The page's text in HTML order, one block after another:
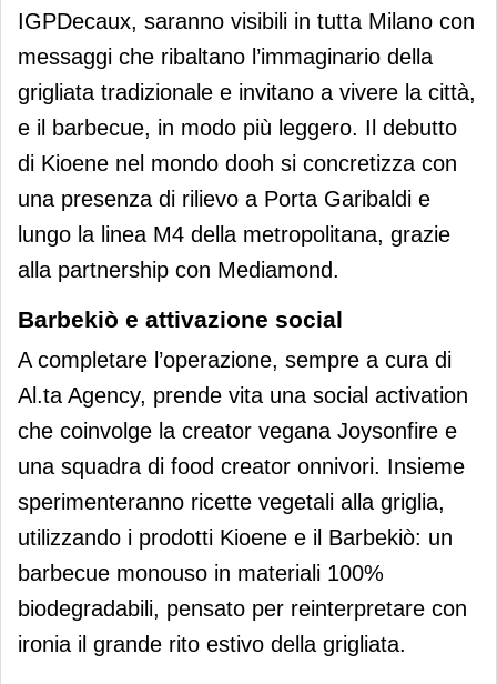
IGPDecaux, saranno visibili in tutta Milano con
messaggi che ribaltano l’immaginario della
grigliata tradizionale e invitano a vivere la città,
e il barbecue, in modo più leggero. Il debutto
di Kioene nel mondo dooh si concretizza con
una presenza di rilievo a Porta Garibaldi e
lungo la linea M4 della metropolitana, grazie
alla partnership con Mediamond.
Barbekiò e attivazione social
A completare l’operazione, sempre a cura di
Al.ta Agency, prende vita una social activation
che coinvolge la creator vegana Joysonfire e
una squadra di food creator onnivori. Insieme
sperimenteranno ricette vegetali alla griglia,
utilizzando i prodotti Kioene e il Barbekiò: un
barbecue monouso in materiali 100%
biodegradabili, pensato per reinterpretare con
ironia il grande rito estivo della grigliata.